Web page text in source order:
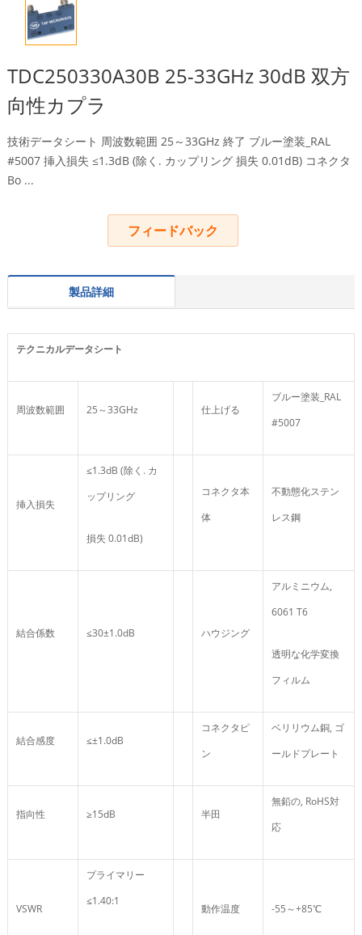
TDC250330A30B 25-33GHz 30dB 双方
向性カプラ
技術データシート 周波数範囲 25～33GHz 終了 ブルー塗装_RAL
#5007 挿入損失 ≤1.3dB (除く. カップリング 損失 0.01dB) コネクタ
Bo ...
フィードバック
製品詳細
テクニカルデータシート
周波数範囲 25～33GHz 仕上げる
ブルー塗装_RAL
#5007
挿入損失
≤1.3dB (除く. カ
ップリング
損失 0.01dB)
コネクタ本
体
不動態化ステン
レス鋼
結合係数 ≤30±1.0dB ハウジング
アルミニウム,
6061 T6
透明な化学変換
フィルム
結合感度 ≤±1.0dB
コネクタピ
ン
ベリリウム銅, ゴ
ールドプレート
指向性 ≥15dB 半田
無鉛の, RoHS対
応
VSWR
プライマリー
≤1.40:1
動作温度 -55～+85℃